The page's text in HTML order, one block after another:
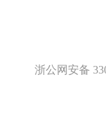
浙公网安备